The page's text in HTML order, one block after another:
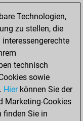
Technologien,
zu stellen, die
technisch
sowie
Hierkönnen Sie der
Marketing-Cookies
finden Sie in